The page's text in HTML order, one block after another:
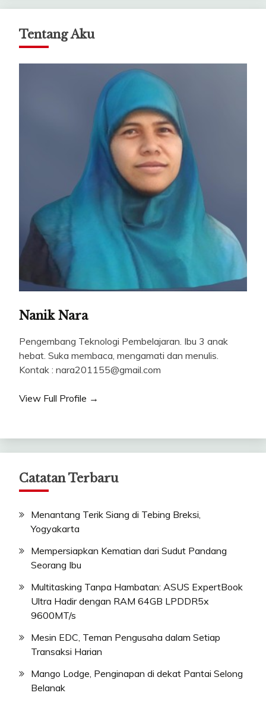
Tentang Aku
Nanik Nara
Pengembang Teknologi Pembelajaran. Ibu 3 anak
hebat. Suka membaca, mengamati dan menulis.
Kontak : nara201155@gmail.com
View Full Profile →
Catatan Terbaru
Menantang Terik Siang di Tebing Breksi,
Yogyakarta
Mempersiapkan Kematian dari Sudut Pandang
Seorang Ibu
Multitasking Tanpa Hambatan: ASUS ExpertBook
Ultra Hadir dengan RAM 64GB LPDDR5x
9600MT/s
Mesin EDC, Teman Pengusaha dalam Setiap
Transaksi Harian
Mango Lodge, Penginapan di dekat Pantai Selong
Belanak